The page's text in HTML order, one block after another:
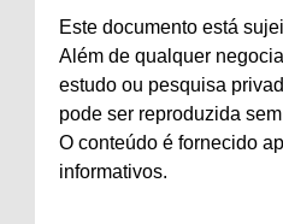
Este documento está
Além de qualquer
estudo ou pesquisa
pode ser reproduzida
O conteúdo é fornecido
informativos.